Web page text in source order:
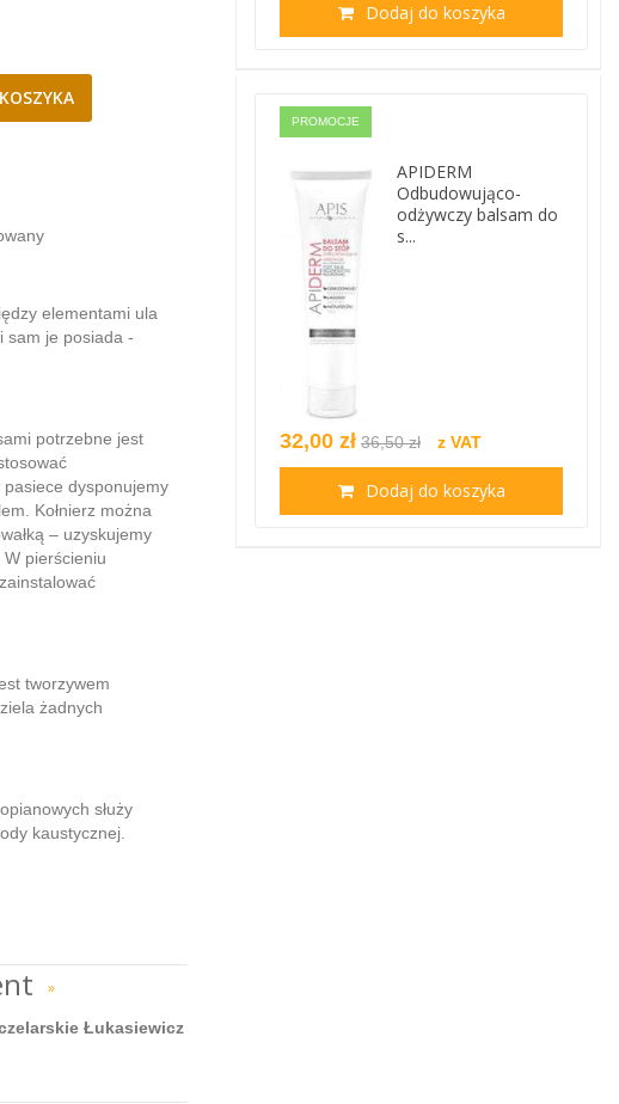
elementami ula
sam je posiada -
potrzebne jest
dysponujemy
Kołnierz można
– uzyskujemy
pierścieniu
tworzywem
żadnych
służy
kaustycznej.
»
Łukasiewicz
Dodaj do koszyka
PROMOCJE
APIDERM
Odbudowująco-
odżywczy balsam do
s...
32,00 zł 36,50 zł z VAT
Dodaj do koszyka